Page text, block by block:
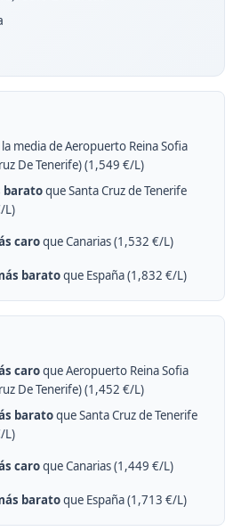
la media de Aeropuerto Reina Sofia
De Tenerife) (1,549 €/L)
baratoque Santa Cruz de Tenerife
L)
caroque Canarias (1,532 €/L)
baratoque España (1,832 €/L)
caroque Aeropuerto Reina Sofia
De Tenerife) (1,452 €/L)
baratoque Santa Cruz de Tenerife
L)
caroque Canarias (1,449 €/L)
baratoque España (1,713 €/L)